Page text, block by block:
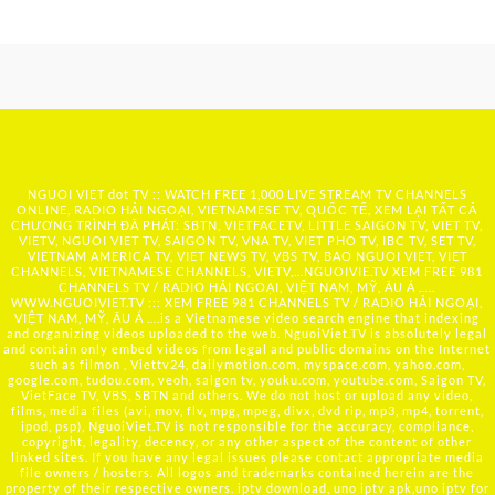
NGUOI VIET dot TV :: WATCH FREE 1,000 LIVE STREAM TV CHANNELS
ONLINE, RADIO HẢI NGOẠI, VIETNAMESE TV, QUỐC TẾ, XEM LẠI TẤT CẢ
CHƯƠNG TRÌNH ĐÃ PHÁT: SBTN, VIETFACETV, LITTLE SAIGON TV, VIET TV,
VIETV, NGUOI VIET TV, SAIGON TV, VNA TV, VIET PHO TV, IBC TV, SET TV,
VIETNAM AMERICA TV, VIET NEWS TV, VBS TV, BAO NGUOI VIET, VIET
CHANNELS, VIETNAMESE CHANNELS, VIETV,... NGUOIVIE.TV XEM FREE 981
CHANNELS TV / RADIO HẢI NGOẠI, VIỆT NAM, MỸ, ÂU Á …..
WWW.NGUOIVIET.TV ::: XEM FREE 981 CHANNELS TV / RADIO HẢI NGOẠI,
VIỆT NAM, MỸ, ÂU Á ….is a Vietnamese video search engine that indexing
and organizing videos uploaded to the web. NguoiViet.TV is absolutely legal
and contain only embed videos from legal and public domains on the Internet
such as filmon , Viettv24, dailymotion.com, myspace.com, yahoo.com,
google.com, tudou.com, veoh, saigon tv, youku.com, youtube.com, Saigon TV,
VietFace TV, VBS, SBTN and others. We do not host or upload any video,
films, media files (avi, mov, flv, mpg, mpeg, divx, dvd rip, mp3, mp4, torrent,
ipod, psp), NguoiViet.TV is not responsible for the accuracy, compliance,
copyright, legality, decency, or any other aspect of the content of other
linked sites. If you have any legal issues please contact appropriate media
file owners / hosters. All logos and trademarks contained herein are the
property of their respective owners. iptv download, uno iptv apk,uno iptv for